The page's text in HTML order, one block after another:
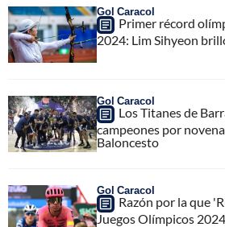
Gol Caracol
Primer récord
2024: Lim Sihyeon
Gol Caracol
Los Titanes de
campeones por
Baloncesto
Gol Caracol
Razón por la que
Juegos Olímpicos